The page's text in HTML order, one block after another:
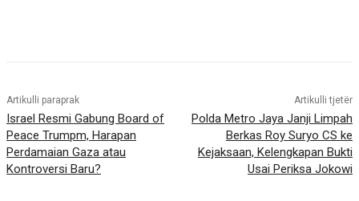
Artikulli paraprak
Israel Resmi Gabung Board of
Peace Trumpm, Harapan
Perdamaian Gaza atau
Kontroversi Baru?
Artikulli tjetër
Polda Metro Jaya Janji Limpah
Berkas Roy Suryo CS ke
Kejaksaan, Kelengkapan Bukti
Usai Periksa Jokowi